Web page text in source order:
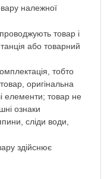
належної
товар і
або товарний
тобто
оригінальна
елементи; товар не
ознаки
сліди води,
здійснює